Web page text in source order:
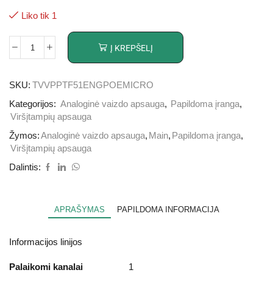
Liko tik 1
Į KREPŠELĮ
SKU: TVVPPTF51ENGPOEMICRO
Kategorijos: Analoginė vaizdo apsauga, Papildoma įranga,
Viršįtampių apsauga
Žymos:Analoginė vaizdo apsauga, Main, Papildoma įranga,
Viršįtampių apsauga
Dalintis:
APRAŠYMAS PAPILDOMA INFORMACIJA
Informacijos linijos
Palaikomi kanalai 1